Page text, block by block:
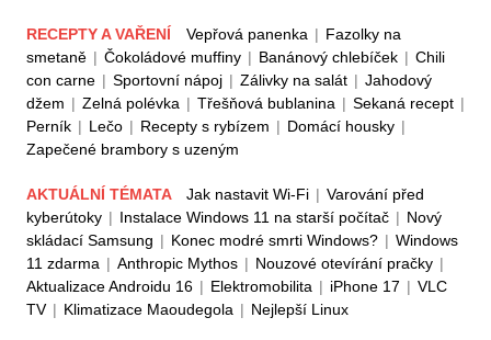
RECEPTY A VAŘENÍ Vepřová panenka | Fazolky na
smetaně | Čokoládové muffiny | Banánový chlebíček | Chili
con carne | Sportovní nápoj | Zálivky na salát | Jahodový
džem | Zelná polévka | Třešňová bublanina | Sekaná recept |
Perník | Lečo | Recepty s rybízem | Domácí housky |
Zapečené brambory s uzeným
AKTUÁLNÍ TÉMATA Jak nastavit Wi-Fi | Varování před
kyberútoky | Instalace Windows 11 na starší počítač | Nový
skládací Samsung | Konec modré smrti Windows? | Windows
11 zdarma | Anthropic Mythos | Nouzové otevírání pračky |
Aktualizace Androidu 16 | Elektromobilita | iPhone 17 | VLC
TV | Klimatizace Maoudegola | Nejlepší Linux